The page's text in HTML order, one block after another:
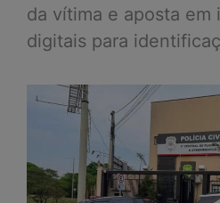
da vítima e aposta em
digitais para